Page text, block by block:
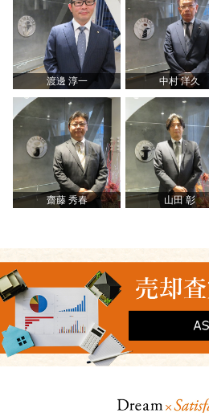
渡邊 淳一 中村 洋久
齋藤 秀春 山田 彰